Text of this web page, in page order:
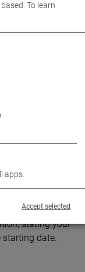
stating your
starting date.
To learn
apps.
Accept selected